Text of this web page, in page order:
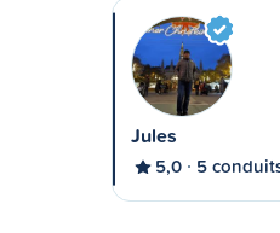
Jules
5,0 5